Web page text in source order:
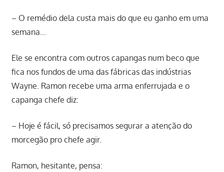
– O remédio dela custa mais do que eu ganho em uma
semana…
Ele se encontra com outros capangas num beco que
fica nos fundos de uma das fábricas das indústrias
Wayne. Ramon recebe uma arma enferrujada e o
capanga chefe diz:
– Hoje é fácil, só precisamos segurar a atenção do
morcegão pro chefe agir.
Ramon, hesitante, pensa: